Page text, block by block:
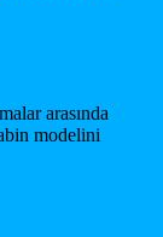
arasında
modelini